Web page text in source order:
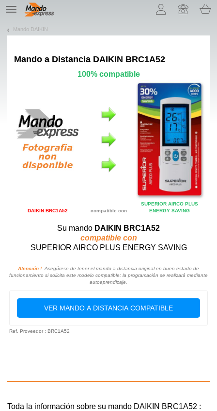
TE
navigation
Mando DAIKIN
Mando a Distancia DAIKIN BRC1A52
100% compatible
DAIKIN BRC1A52 compatible con
SUPERIOR AIRCO PLUS
ENERGY SAVING
Su mando DAIKIN BRC1A52
compatible con
SUPERIOR AIRCO PLUS ENERGY SAVING
Atención ! Asegúrese de tener el mando a distancia original en buen estado de
funcionamiento si solicita este modelo compatible: la programación se realizará mediante
autoaprendizaje.
VER MANDO A DISTANCIA COMPATIBLE
Ref. Proveedor : BRC1A52
Toda la información sobre su mando DAIKIN BRC1A52 :
¡Permítenos presentarte nuestras cookies!